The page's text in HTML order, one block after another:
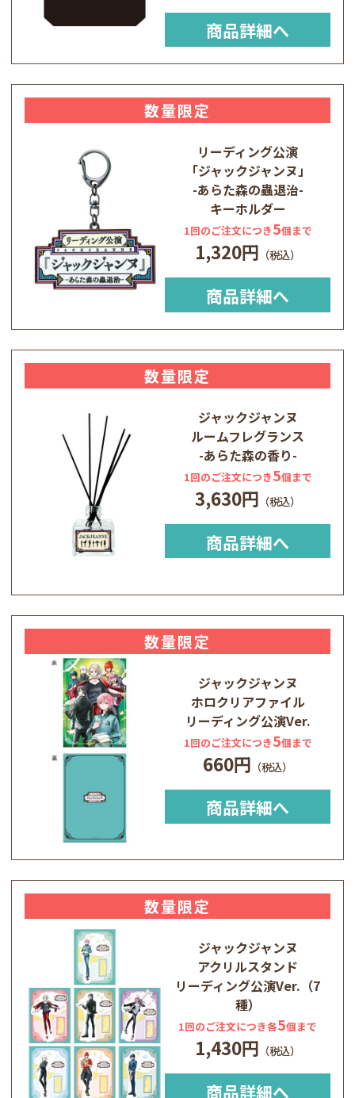
商品詳細へ
数量限定
リーディング公演
「ジャックジャンヌ」
-あらた森の蟲退治-
キーホルダー
1回のご注文につき5個まで
1,320円
商品詳細へ
数量限定
ジャックジャンヌ
ルームフレグランス
-あらた森の香り-
1回のご注文につき5個まで
3,630円
商品詳細へ
数量限定
ジャックジャンヌ
ホロクリアファイル
リーディング公演Ver.
1回のご注文につき5個まで
660円
商品詳細へ
数量限定
ジャックジャンヌ
アクリルスタンド
リーディング公演Ver.（7
種）
1回のご注文につき各5個まで
1,430円
商品詳細へ